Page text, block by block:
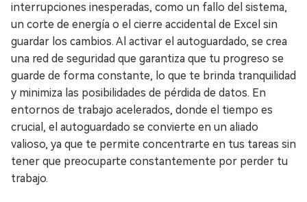
interrupciones inesperadas, como un fallo del sistema,
un corte de energía o el cierre accidental de Excel sin
guardar los cambios. Al activar el autoguardado, se crea
una red de seguridad que garantiza que tu progreso se
guarde de forma constante, lo que te brinda tranquilidad
y minimiza las posibilidades de pérdida de datos. En
entornos de trabajo acelerados, donde el tiempo es
crucial, el autoguardado se convierte en un aliado
valioso, ya que te permite concentrarte en tus tareas sin
tener que preocuparte constantemente por perder tu
trabajo.